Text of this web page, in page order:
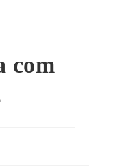
com